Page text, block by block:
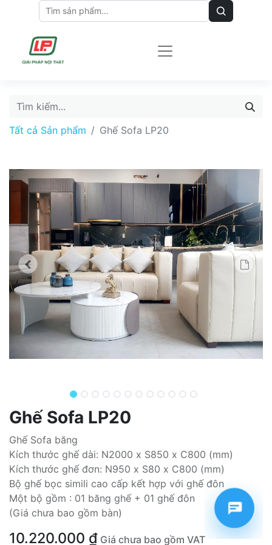
Tất cả Sản phẩm Ghế Sofa LP20
Ghế Sofa LP20
Ghế Sofa băng
Kích thước ghế dài: N2000 x S850 x C800 (mm)
Kích thước ghế đơn: N950 x S80 x C800 (mm)
Bộ ghế bọc simili cao cấp kết hợp với ghế đôn
Một bộ gồm : 01 băng ghế + 01 ghế đôn
(Giá chưa bao gồm bàn)
10.220.000 ₫ Giá chưa bao gồm VAT